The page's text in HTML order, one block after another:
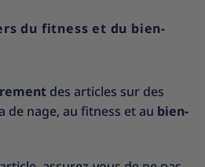
du fitness et du bien-
des articles sur des
de nage, au fitness et au bien-